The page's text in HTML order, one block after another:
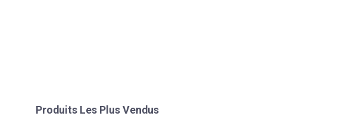
Produits Les Plus Vendus